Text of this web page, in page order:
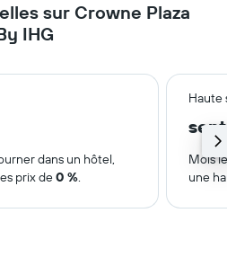
sur Crowne Plaza
IHG
Haute
dans un hôtel,
prix de0 %.
Mois
une